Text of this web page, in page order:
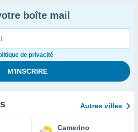
boîte mail
de privacité
Autres villes
Camerino